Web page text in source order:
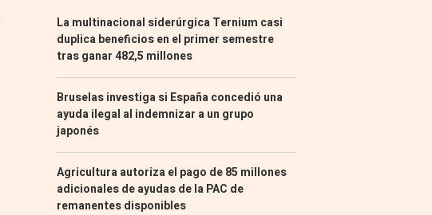
La multinacional siderúrgica Ternium casi
duplica beneficios en el primer semestre
tras ganar 482,5 millones
Bruselas investiga si España concedió una
ayuda ilegal al indemnizar a un grupo
japonés
Agricultura autoriza el pago de 85 millones
adicionales de ayudas de la PAC de
remanentes disponibles